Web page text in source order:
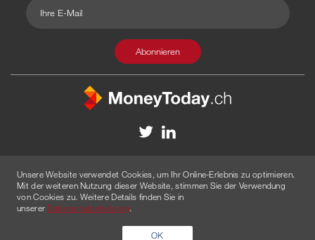
Disclaimer
Werbung
© 2026 Created byAGENTUR AM WASSER
Unsere Website verwendet Cookies, um Ihr Online-Erlebnis zu optimieren.
Mit der weiteren Nutzung dieser Website, stimmen Sie der Verwendung
von Cookies zu. Weitere Details finden Sie in
unserer Datenschutzerklärung.
OK